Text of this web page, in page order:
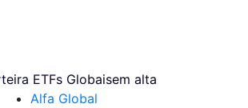
ETFs Globaisem alta
Alfa Global